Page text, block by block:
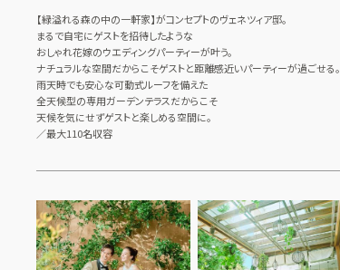
【緑溢れる森の中の一軒家】がコンセプトのヴェネツィア邸。
まるで自宅にゲストを招待したような
おしゃれ花嫁のウエディングパーティーが叶う。
ナチュラルな空間だからこそゲストと距離感近いパーティーが過ごせる。
雨天時でも安心な可動式ルーフを備えた
全天候型の専用ガーデンテラスだからこそ
天候を気にせずゲストと楽しめる空間に。
／最大110名収容